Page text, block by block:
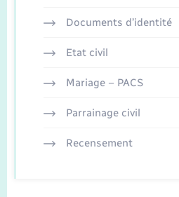
Documents d’identité
Etat civil
Mariage – PACS
Parrainage civil
Recensement